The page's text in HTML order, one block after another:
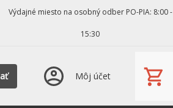
Výdajné miesto na osobný odber PO-PIA: 8:00 -
15:30
Môj účet